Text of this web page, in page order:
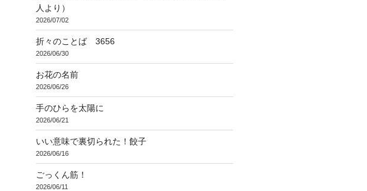
人より）
2026/07/02
折々のことば 3656
2026/06/30
お花の名前
2026/06/26
手のひらを太陽に
2026/06/21
いい意味で裏切られた！餃子
2026/06/16
ごっくん筋！
2026/06/11